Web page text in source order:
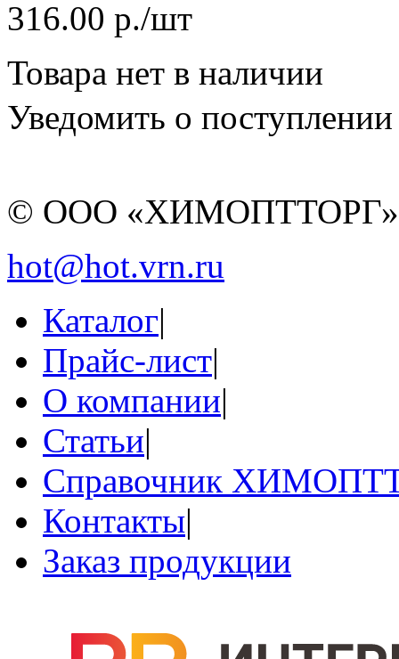
316.00 р./шт
Товара нет в наличии
Уведомить о поступлении
© ООО
hot@hot.vrn.ru
Каталог|
Прайс-лист|
О компании|
Статьи|
Справочник
Контакты|
Заказ продукции